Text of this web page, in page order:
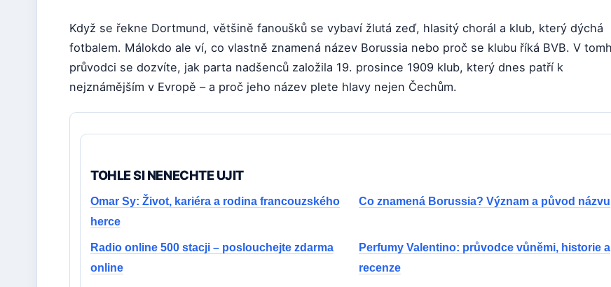
Když se řekne Dortmund, většině fanoušků se vybaví žlutá zeď, hlasitý chorál a klub, který dýchá
fotbalem. Málokdo ale ví, co vlastně znamená název Borussia nebo proč se klubu říká BVB. V
průvodci se dozvíte, jak parta nadšenců založila 19. prosince 1909 klub, který dnes patří k
nejznámějším v Evropě – a proč jeho název plete hlavy nejen Čechům.
TOHLE SI NENECHTE UJIT
Omar Sy: Život, kariéra a rodina francouzského
herce
Co znamená Borussia? Význam a původ názvu
Radio online 500 stacji – poslouchejte zdarma
online
Perfumy Valentino: průvodce vůněmi, historie a
recenze